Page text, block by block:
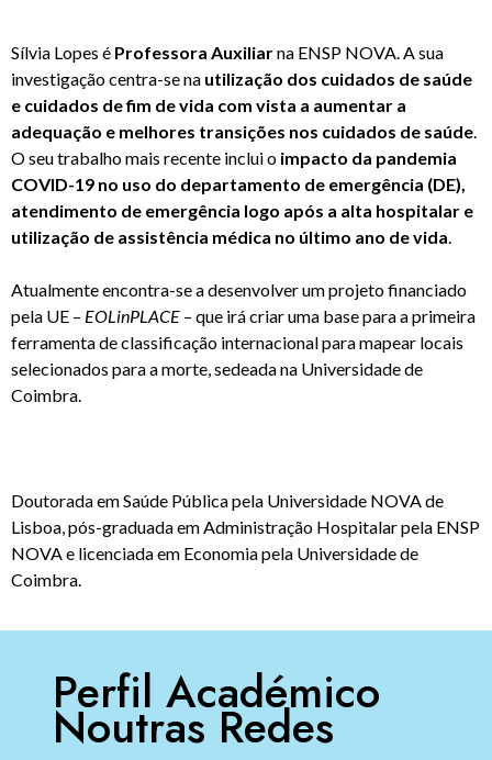
Sílvia Lopes é Professora Auxiliarna ENSP NOVA. A sua
investigação centra-se na utilização dos cuidados de saúde
e cuidados de fim de vida com vista a aumentar a
adequação e melhores transições nos cuidados de saúde.
O seu trabalho mais recente inclui o impacto da pandemia
COVID-19 no uso do departamento de emergência (DE),
atendimento de emergência logo após a alta hospitalar e
utilização de assistência médica no último ano de vida.
Atualmente encontra-se a desenvolver um projeto financiado
pela UE – EOLinPLACE – que irá criar uma base para a primeira
ferramenta de classificação internacional para mapear locais
selecionados para a morte, sedeada na Universidade de
Coimbra.
Doutorada em Saúde Pública pela Universidade NOVA de
Lisboa, pós-graduada em Administração Hospitalar pela ENSP
NOVA e licenciada em Economia pela Universidade de
Coimbra.
Perfil Académico
Noutras Redes